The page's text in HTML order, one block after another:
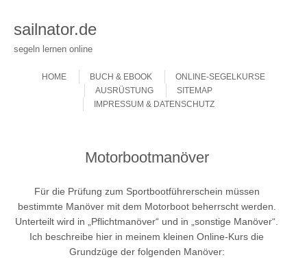
sailnator.de
segeln lernen online
MenuHOME
BUCH & EBOOK
ONLINE-SEGELKURSE
AUSRÜSTUNG
SITEMAP
IMPRESSUM & DATENSCHUTZ
Motorbootmanöver
Für die Prüfung zum Sportbootführerschein müssen
bestimmte Manöver mit dem Motorboot beherrscht werden.
Unterteilt wird in „Pflichtmanöver“ und in „sonstige Manöver“.
Ich beschreibe hier in meinem kleinen Online-Kurs die
Grundzüge der folgenden Manöver: